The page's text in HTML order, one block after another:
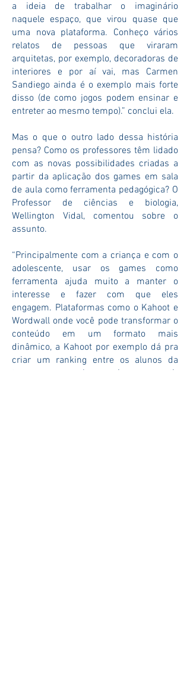
a ideia de trabalhar o imaginário
naquele espaço, que virou quase que
uma nova plataforma. Conheço vários
relatos de pessoas que viraram
arquitetas, por exemplo, decoradoras de
interiores e por aí vai, mas Carmen
Sandiego ainda é o exemplo mais forte
disso (de como jogos podem ensinar e
entreter ao mesmo tempo).” conclui ela.
Mas o que o outro lado dessa história
pensa? Como os professores têm lidado
com as novas possibilidades criadas a
partir da aplicação dos games em sala
de aula como ferramenta pedagógica? O
Professor de ciências e biologia,
Wellington Vidal, comentou sobre o
assunto.
“Principalmente com a criança e com o
adolescente, usar os games como
ferramenta ajuda muito a manter o
interesse e fazer com que eles
engagem. Plataformas como o Kahoot e
Wordwall onde você pode transformar o
conteúdo em um formato mais
dinâmico, a Kahoot por exemplo dá pra
criar um ranking entre os alunos da
turma, pra que eles consigam competir